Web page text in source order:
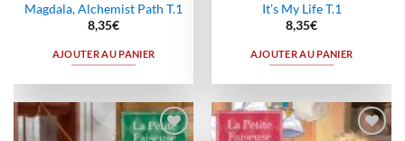
Magdala, Alchemist Path T.1
8,35€
AJOUTER AU PANIER
It’s My Life T.1
8,35€
AJOUTER AU PANIER